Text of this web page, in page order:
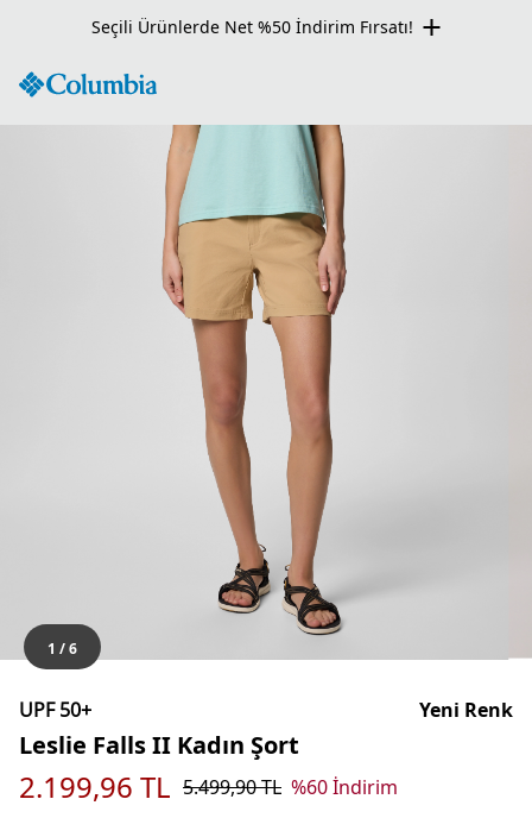
Seçili Ürünlerde Net %50 İndirim Fırsatı!
1 /6
UPF 50+ Yeni Renk
Leslie Falls II Kadın Şort
2.199,96 TL 5.499,90TL %60İndirim